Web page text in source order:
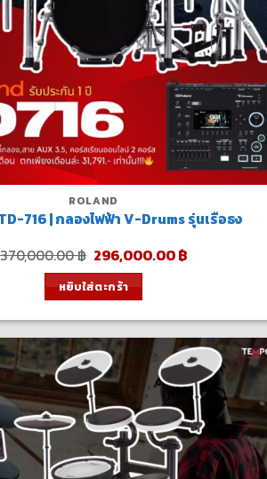
ROLAND
716 | กลองไฟฟ้า V-Drums รุ่นเรือธง
370,000.00฿ Original
price
was:
370,000.00 ฿.
296,000.00฿Current
หยิบใส่ตะกร้า